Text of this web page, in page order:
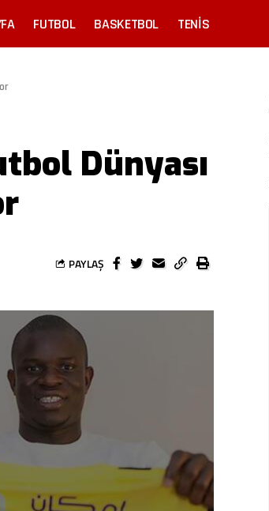
FUTBOL BASKETBOL TENIS
Dünyası
PAYLAŞ